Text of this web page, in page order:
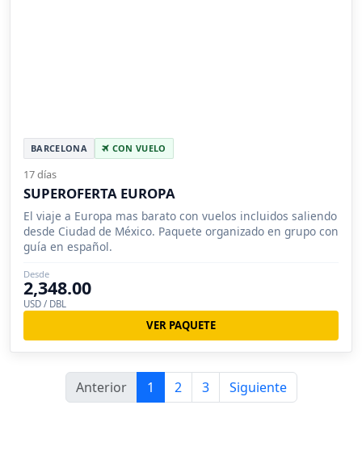
BARCELONA CON VUELO
17 días
SUPEROFERTA EUROPA
El viaje a Europa mas barato con vuelos incluidos saliendo
desde Ciudad de México. Paquete organizado en grupo con
guía en español.
Desde
2,348.00
USD / DBL
VER PAQUETE
Anterior 1 2 3 Siguiente